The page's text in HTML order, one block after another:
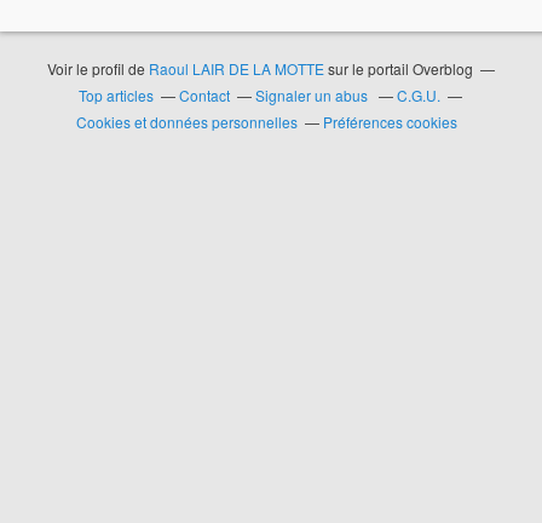
Voir le profil de Raoul LAIR DE LA MOTTEsur le portail Overblog
Top articles
Contact Signaler un abus
C.G.U.
Cookies et données personnelles
Préférences cookies